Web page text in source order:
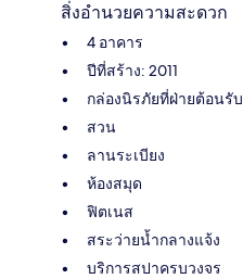
สิ่งอำนวยความสะดวก
4 อาคาร
ปีที่สร้าง: 2011
กล่องนิรภัยที่ฝ่ายต้อนรับ
สวน
ลานระเบียง
ห้องสมุด
ฟิตเนส
สระว่ายน้ำกลางแจ้ง
บริการสปาครบวงจร